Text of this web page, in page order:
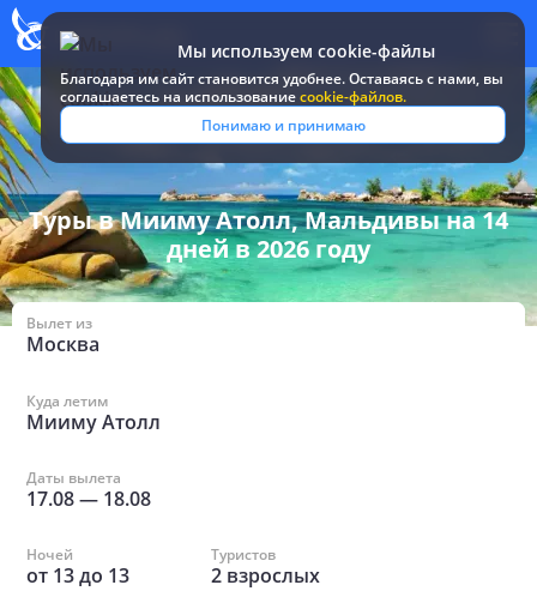
Мы используем cookie-файлы
Благодаря им сайт становится удобнее. Оставаясь c нами, вы
соглашаетесь на использованиеcookie-файлов.
Понимаю и принимаю
Все туры и
Мальдивы /
в Мииму Атолл на 14
Туры в Мииму Атолл, Мальдивы на 14
дней в 2026 году
Вылет из
Москва
Куда летим
Мииму Атолл
Даты вылета
17.08— 18.08
Ночей
от 13до 13
Туристов
2 взрослых